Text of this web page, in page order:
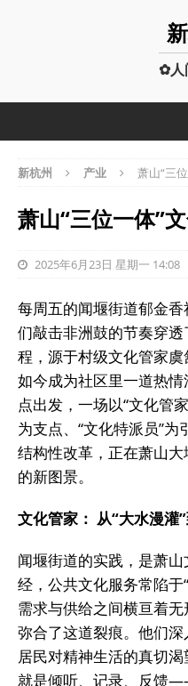
✿人
新杭州 产业 萧山“三
萧山“三位一体”
2025年6月23日 星期一 14:08
每周五的闻堰街道郁金
们敲击非洲鼓的节奏穿
程，源于村级文化管家虞
如今成为社区里一道热
点出发，一场以“文化管
为支点、“文化特派员”为
结构性改革，正在萧山
的新图景。
文化管家： 从“大水漫灌
闻堰街道的实践，是萧
经，公共文化服务常陷于
需求与供给之间横亘着
弥合了这道裂痕。他们
居民对精神生活的真切
就是倾听、记录、反馈